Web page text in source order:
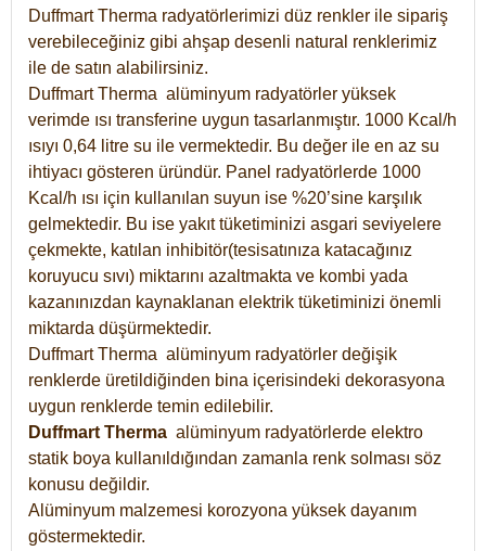
Duffmart Therma radyatörlerimizi düz renkler ile sipariş
verebileceğiniz gibi ahşap desenli natural renklerimiz
ile de satın alabilirsiniz.
Duffmart Therma alüminyum radyatörler yüksek
verimde ısı transferine uygun tasarlanmıştır. 1000 Kcal/h
ısıyı 0,64 litre su ile vermektedir. Bu değer ile en az su
ihtiyacı gösteren üründür. Panel radyatörlerde 1000
Kcal/h ısı için kullanılan suyun ise %20’sine karşılık
gelmektedir. Bu ise yakıt tüketiminizi asgari seviyelere
çekmekte, katılan inhibitör(tesisatınıza katacağınız
koruyucu sıvı) miktarını azaltmakta ve kombi yada
kazanınızdan kaynaklanan elektrik tüketiminizi önemli
miktarda düşürmektedir.
Duffmart Therma alüminyum radyatörler değişik
renklerde üretildiğinden bina içerisindeki dekorasyona
uygun renklerde temin edilebilir.
Duffmart Therma alüminyum radyatörlerde elektro
statik boya kullanıldığından zamanla renk solması söz
konusu değildir.
Alüminyum malzemesi korozyona yüksek dayanım
göstermektedir.